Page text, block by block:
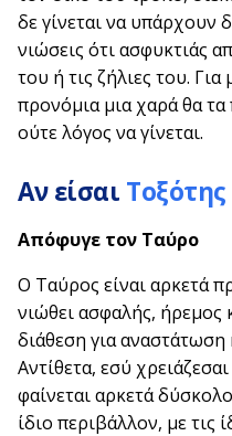
δε γίνεται να υπάρχουν
νιώσεις ότι ασφυκτιάς
του ή τις ζήλιες του.
προνόμια μια χαρά θα τα
ούτε λόγος να γίνεται.
Αν είσαι Τοξότης
Απόφυγε τον Ταύρο
Ο Ταύρος είναι αρκετά
νιώθει ασφαλής, ήρεμος
διάθεση για αναστάτωση
Αντίθετα, εσύ
φαίνεται αρκετά
ίδιο περιβάλλον, με τις